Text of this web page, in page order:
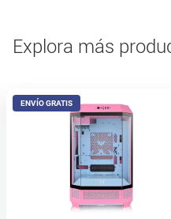
Explora más
ENVÍO GRATIS